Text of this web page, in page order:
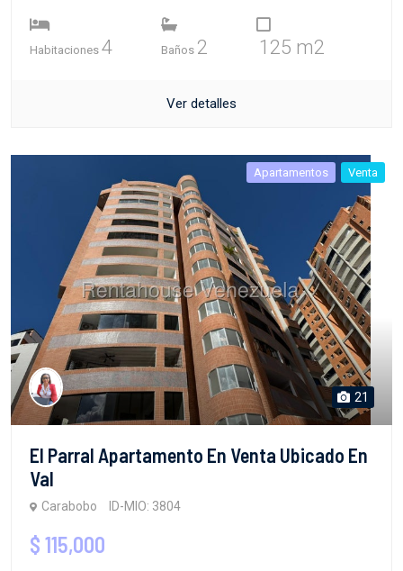
Habitaciones 4 Baños 2 125 m2
Ver detalles
Apartamentos Venta
21
El Parral Apartamento En Venta Ubicado En
Val
Carabobo ID-MIO: 3804
$ 115,000